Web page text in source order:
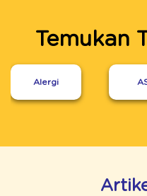
Temukan
Alergi